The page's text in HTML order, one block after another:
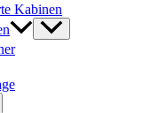
Kabinen